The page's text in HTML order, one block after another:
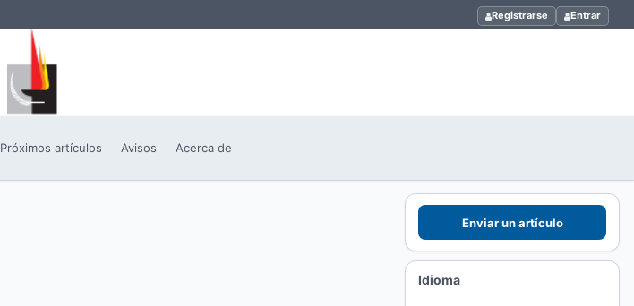
Registrarse Entrar
Próximos artículos Avisos Acerca de
Enviar un artículo
Idioma